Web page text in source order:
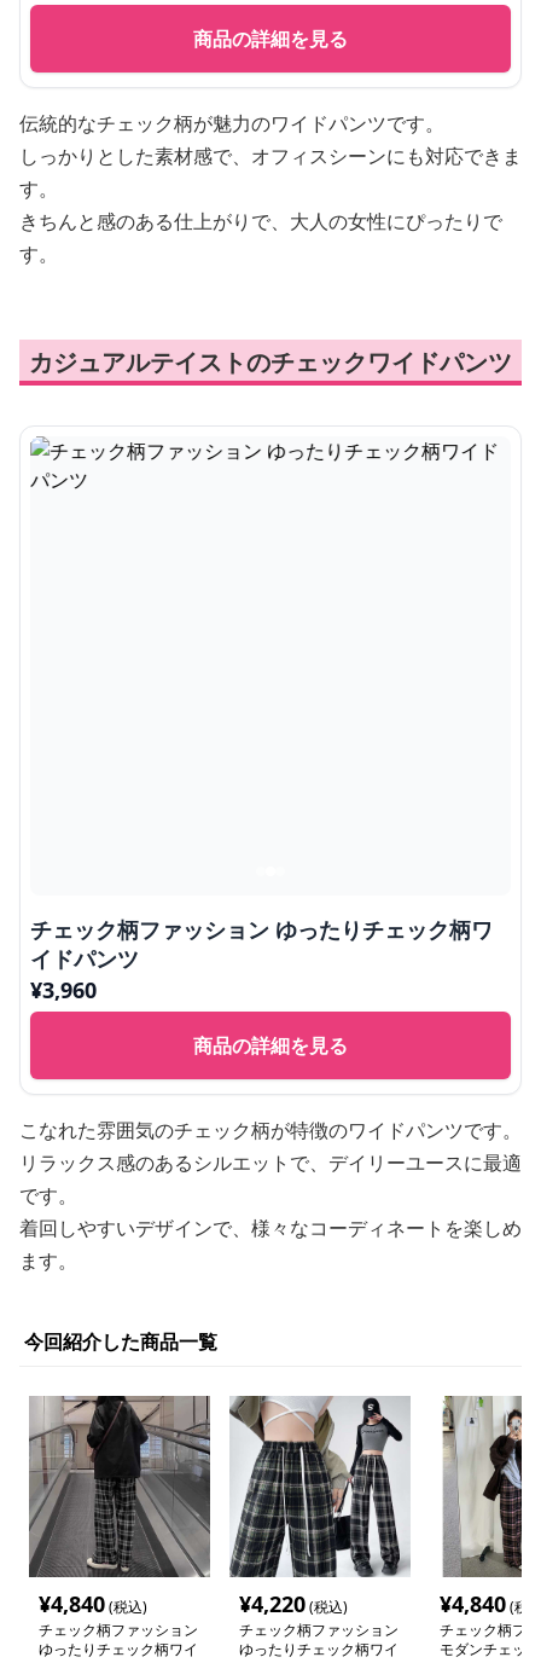
商品の詳細を見る
伝統的なチェック柄が魅力のワイドパンツです。
しっかりとした素材感で、オフィスシーンにも対応できま
す。
きちんと感のある仕上がりで、大人の女性にぴったりで
す。
カジュアルテイストのチェックワイドパンツ
チェック柄ファッション ゆったりチェック柄ワ
イドパンツ
¥3,960
商品の詳細を見る
こなれた雰囲気のチェック柄が特徴のワイドパンツです。
リラックス感のあるシルエットで、デイリーユースに最適
です。
着回しやすいデザインで、様々なコーディネートを楽しめ
ます。
今回紹介した商品一覧
¥4,840(税込)
チェック柄ファッション
ゆったりチェック柄ワイ
¥4,220(税込)
チェック柄ファッション
ゆったりチェック柄ワイ
¥4,840(税
チェック柄フ
モダンチェッ